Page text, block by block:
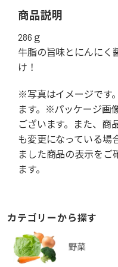
商品説明
286ｇ
牛脂の旨味とにんにく
け！
※写真はイメージです
ます。※パッケージ画
ございます。また、商
も変更になっている場
ました商品の表示をご
ます。
カテゴリーから探す